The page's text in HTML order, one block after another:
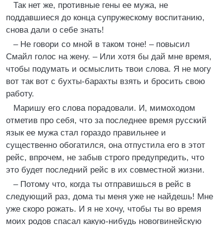
Так нет же, противные гены ее мужа, не
поддавшиеся до конца супружескому воспитанию,
снова дали о себе знать!
– Не говори со мной в таком тоне! – повысил
Смайл голос на жену. – Или хотя бы дай мне время,
чтобы подумать и осмыслить твои слова. Я не могу
вот так вот с бухты-барахты взять и бросить свою
работу.
Маришу его слова порадовали. И, мимоходом
отметив про себя, что за последнее время русский
язык ее мужа стал гораздо правильнее и
существенно обогатился, она отпустила его в этот
рейс, впрочем, не забыв строго предупредить, что
это будет последний рейс в их совместной жизни.
– Потому что, когда ты отправишься в рейс в
следующий раз, дома ты меня уже не найдешь! Мне
уже скоро рожать. И я не хочу, чтобы ты во время
моих родов спасал какую-нибудь новогвинейскую